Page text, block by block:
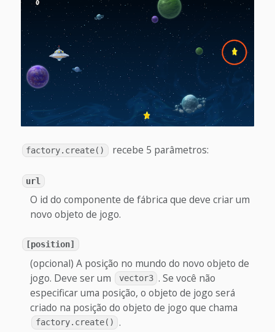
factory.create() recebe 5 parâmetros:
url
O id do componente de fábrica que deve criar um
novo objeto de jogo.
[position]
(opcional) A posição no mundo do novo objeto de
jogo. Deve ser um
vector3 . Se você não
especificar uma posição, o objeto de jogo será
criado na posição do objeto de jogo que chama
factory.create() .